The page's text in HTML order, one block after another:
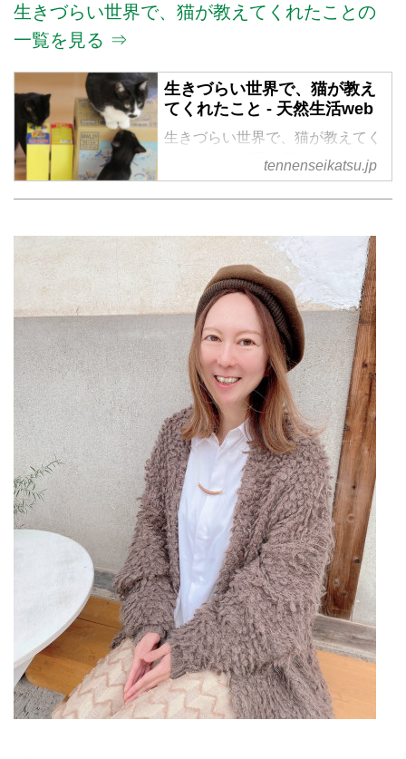
生きづらい世界で、猫が教えてくれたことの
一覧を見る ⇒
生きづらい世界で、猫が教え
てくれたこと - 天然生活web
生きづらい世界で、猫が教えてく
れたこと の記事一覧tennenseikatsu.jp